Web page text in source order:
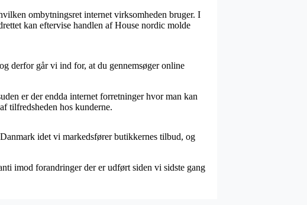
ombytningsret internet virksomheden bruger. I
kan eftervise handlen af House nordic molde
derfor går vi ind for, at du gennemsøger online
er der endda internet forretninger hvor man kan
tilfredsheden hos kunderne.
idet vi markedsfører butikkernes tilbud, og
imod forandringer der er udført siden vi sidste gang